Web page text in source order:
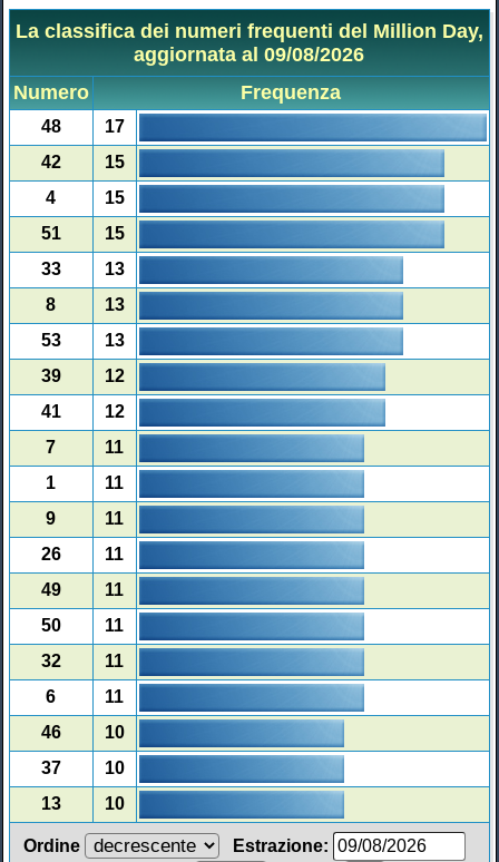
La classifica dei numeri frequenti del Million Day,
aggiornata al 09/08/2026
Numero
Frequenza
48
17
42
15
4
15
51
15
33
13
8
13
53
13
39
12
41
12
7
11
1
11
9
11
26
11
49
11
50
11
32
11
6
11
46
10
37
10
13
10
Ordine
Estrazione: